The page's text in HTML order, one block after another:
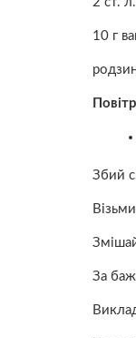
10 г
Збий
За